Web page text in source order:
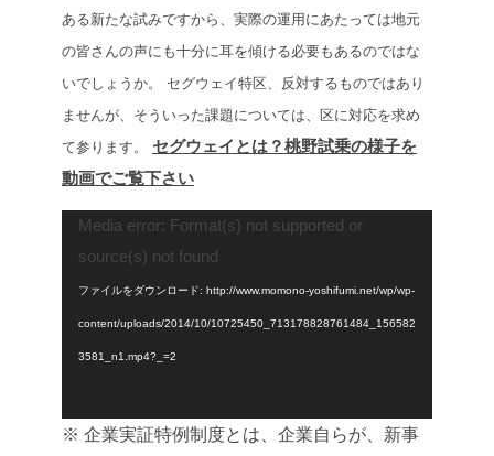
ある新たな試みですから、実際の運用にあたっては地元
の皆さんの声にも十分に耳を傾ける必要もあるのではな
いでしょうか。
セグウェイ特区、反対するものではあり
ませんが、そういった課題については、区に対応を求め
て参ります。
セグウェイとは？桃野試乗の様子を
動画でご覧下さい
ー
Media error: Format(s) not supported or
source(s) not found
ファイルをダウンロード: http://www.momono-yoshifumi.net/wp/wp-
content/uploads/2014/10/10725450_713178828761484_156582
3581_n1.mp4?_=2
※ 企業実証特例制度とは、企業自らが、新事